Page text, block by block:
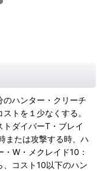
ハンター・クリーチ
トを１少なくする。
ダイバーT・ブレイ
または攻撃する時、ハ
W・メクレイド10：
、コスト10以下のハン